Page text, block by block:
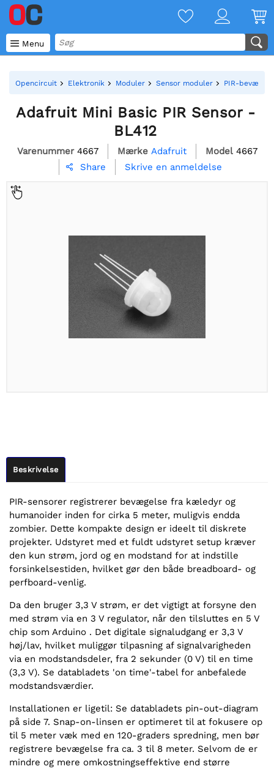
 Menu
Opencircuit Elektronik Moduler Sensor moduler PIR-
Adafruit Mini Basic PIR Sensor -
BL412
Varenummer 4667 Mærke Adafruit Model 4667
 Share Skrive en anmeldelse
Beskrivelse
PIR-sensorer registrerer bevægelse fra kæledyr og
humanoider inden for cirka 5 meter, muligvis endda
zombier. Dette kompakte design er ideelt til diskrete
projekter. Udstyret med et fuldt udstyret setup kræver
den kun strøm, jord og en modstand for at indstille
forsinkelsestiden, hvilket gør den både breadboard- og
perfboard-venlig.
Da den bruger 3,3 V strøm, er det vigtigt at forsyne den
med strøm via en 3 V regulator, når den tilsluttes en 5 V
chip som Arduino . Det digitale signaludgang er 3,3 V
høj/lav, hvilket muliggør tilpasning af signalvarigheden
via en modstandsdeler, fra 2 sekunder (0 V) til en time
(3,3 V). Se databladets 'on time'-tabel for anbefalede
modstandsværdier.
Installationen er ligetil: Se databladets pin-out-diagram
på side 7. Snap-on-linsen er optimeret til at fokusere op
til 5 meter væk med en 120-graders spredning, men bør
registrere bevægelse fra ca. 3 til 8 meter. Selvom de er
mindre og mere omkostningseffektive end større